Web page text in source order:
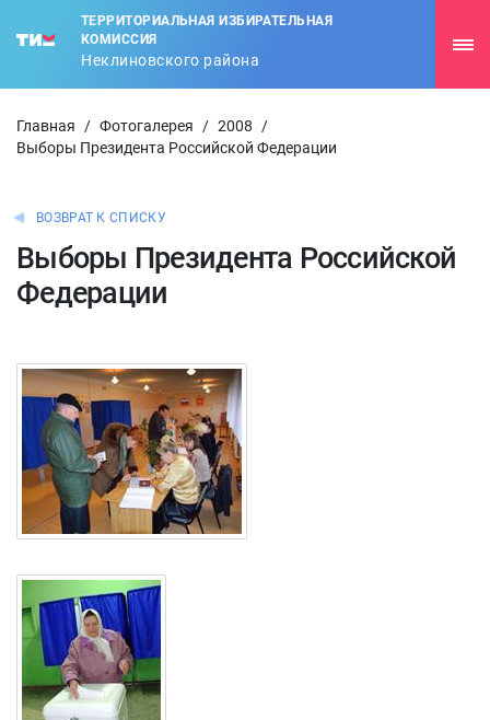
ТЕРРИТОРИАЛЬНАЯ ИЗБИРАТЕЛЬНАЯ
КОМИССИЯ
Неклиновского района
Главная / Фотогалерея / 2008
/
Выборы Президента Российской Федерации
ВОЗВРАТ К СПИСКУ
Выборы Президента Российской
Федерации